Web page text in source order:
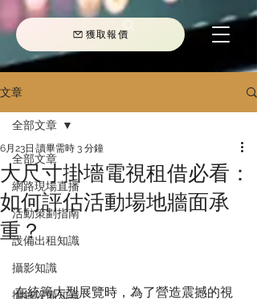
獲取報價
文章
全部文章
網路現場直播
活動策劃指南
設備出租知識
攝影知識
攝錄設備知識
全部文章
大尺寸掛墻電視租借必看：
如何評估活動場地牆面承
重？
6月23日 讀畢需時 3 分鐘
在統籌大型展覽時，為了營造震撼的視